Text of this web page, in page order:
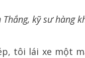
kỹ sư hàng
tôi lái xe một